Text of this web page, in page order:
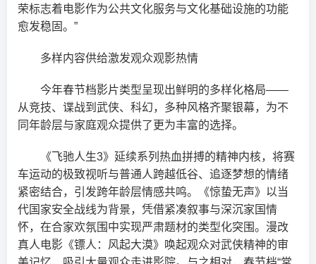
荣标志着电影作为公共文化服务与文化基础设施的功能
愈发稳固。”
多样内容供给激发观众观影热情
今年春节档影片类型呈现出鲜明的多样化格局——
从竞技、谍战到武侠、科幻，多种风格齐聚银幕，为不
同年龄层与家庭观众提供了更为丰富的选择。
《飞驰人生3》延续系列热血拼搏的精神内核，将赛
车运动的极致视听与普通人跨越低谷、追逐梦想的情绪
紧密结合，引发跨年龄层情感共鸣。《惊蛰无声》以当
代国家安全战线为背景，凭借紧凑叙事与深沉家国情
怀，在合家欢氛围中实现严肃题材的类型化突围。漫改
真人电影《镖人：风起大漠》唤起观众对武侠精神的审